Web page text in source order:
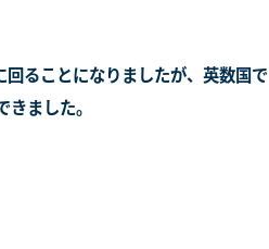
ることになりましたが、英数国で
ました。